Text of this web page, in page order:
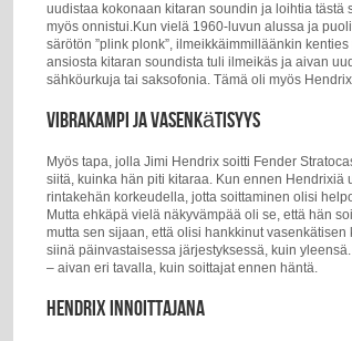
uudistaa kokonaan kitaran soundin ja loihtia
myös onnistui.Kun vielä 1960-luvun alussa ja
särötön ”plink plonk”, ilmeikkäimmilläänkin
ansiosta kitaran soundista tuli ilmeikäs ja aivan
sähköurkuja tai saksofonia. Tämä oli myös
Vibrakampi ja vasenkätisyys
Myös tapa, jolla Jimi Hendrix soitti Fender
siitä, kuinka hän piti kitaraa. Kun ennen
rintakehän korkeudella, jotta soittaminen olisi
Mutta ehkäpä vielä näkyvämpää oli se, että hän
mutta sen sijaan, että olisi hankkinut
siinä päinvastaisessa järjestyksessä, kuin
– aivan eri tavalla, kuin soittajat ennen häntä.
Hendrix innoittajana